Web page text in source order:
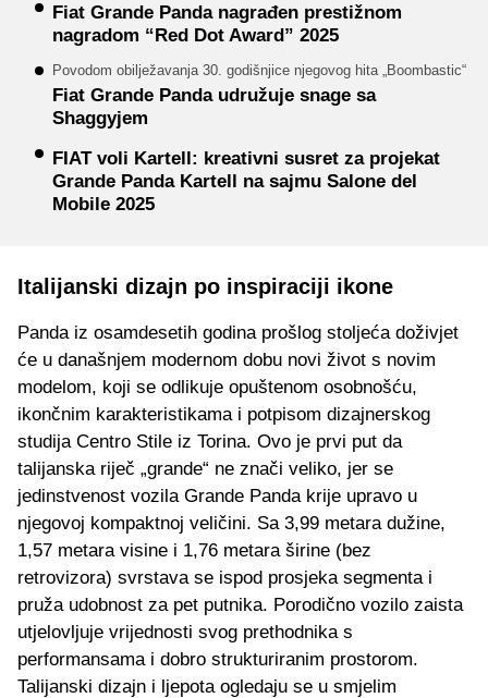
Fiat Grande Panda nagrađen prestižnom
nagradom “Red Dot Award” 2025
Povodom obilježavanja 30. godišnjice njegovog hita „Boombastic“
Fiat Grande Panda udružuje snage sa
Shaggyjem
FIAT voli Kartell: kreativni susret za projekat
Grande Panda Kartell na sajmu Salone del
Mobile 2025
Italijanski dizajn po inspiraciji ikone
Panda iz osamdesetih godina prošlog stoljeća doživjet
će u današnjem modernom dobu novi život s novim
modelom, koji se odlikuje opuštenom osobnošću,
ikončnim karakteristikama i potpisom dizajnerskog
studija Centro Stile iz Torina. Ovo je prvi put da
talijanska riječ „grande“ ne znači veliko, jer se
jedinstvenost vozila Grande Panda krije upravo u
njegovoj kompaktnoj veličini. Sa 3,99 metara dužine,
1,57 metara visine i 1,76 metara širine (bez
retrovizora) svrstava se ispod prosjeka segmenta i
pruža udobnost za pet putnika. Porodično vozilo zaista
utjelovljuje vrijednosti svog prethodnika s
performansama i dobro strukturiranim prostorom.
Talijanski dizajn i ljepota ogledaju se u smjelim